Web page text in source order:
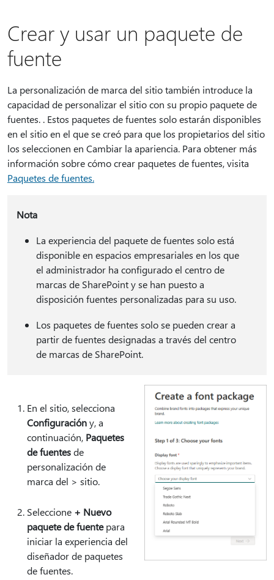
Crear y usar un paquete de
fuente
La personalización de marca del sitio también introduce la
capacidad de personalizar el sitio con su propio paquete de
fuentes. . Estos paquetes de fuentes solo estarán disponibles
en el sitio en el que se creó para que los propietarios del sitio
los seleccionen en Cambiar la apariencia. Para obtener más
información sobre cómo crear paquetes de fuentes, visita
Paquetes de fuentes.
Nota
La experiencia del paquete de fuentes solo está
disponible en espacios empresariales en los que
el administrador ha configurado el centro de
marcas de SharePoint y se han puesto a
disposición fuentes personalizadas para su uso.
Los paquetes de fuentes solo se pueden crear a
partir de fuentes designadas a través del centro
de marcas de SharePoint.
En el sitio, selecciona
Configuracióny, a
continuación, Paquetes
de fuentesde
personalización de
marca del > sitio.
Seleccione + Nuevo
paquete de fuentepara
iniciar la experiencia del
diseñador de paquetes
de fuentes.